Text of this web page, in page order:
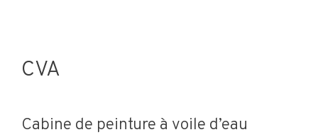
CVA
Cabine de peinture à voile d’eau